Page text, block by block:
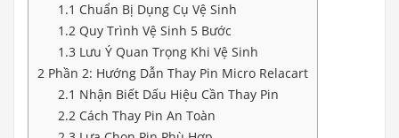
1.1 Chuẩn Bị Dụng Cụ Vệ Sinh
1.2Quy Trình Vệ Sinh 5 Bước
1.3Lưu Ý Quan Trọng Khi Vệ Sinh
2 Phần 2: Hướng Dẫn Thay Pin Micro Relacart
2.1 Nhận Biết Dấu Hiệu Cần Thay Pin
2.2Cách Thay Pin An Toàn